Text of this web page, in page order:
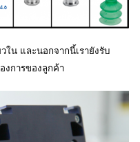
ใน และนอกจากนี้เรายังรับ
งการของลูกค้า